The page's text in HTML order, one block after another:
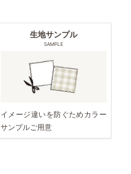
生地サンプル
SAMPLE
イメージ違いを防ぐためカラー
サンプルご用意